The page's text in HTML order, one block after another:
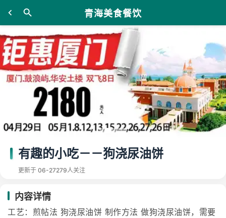
青海美食餐饮
有趣的小吃－－狗浇尿油饼
更新于 06-27279人关注
内容详情
工艺：煎帖法 狗浇尿油饼 制作方法 做狗浇尿油饼，需要